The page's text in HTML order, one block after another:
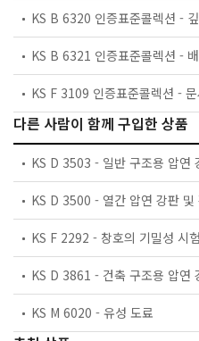
KS B 6320 인증표준콜렉션 -
KS B 6321 인증표준콜렉션 -
KS F 3109 인증표준콜렉션 -
다른 사람이 함께 구입한 상품
KS D 3503 - 일반 구조용 압연
KS F 2292 - 창호의 기밀성 시
KS D 3861 - 건축 구조용 압연
KS M 6020 - 유성 도료